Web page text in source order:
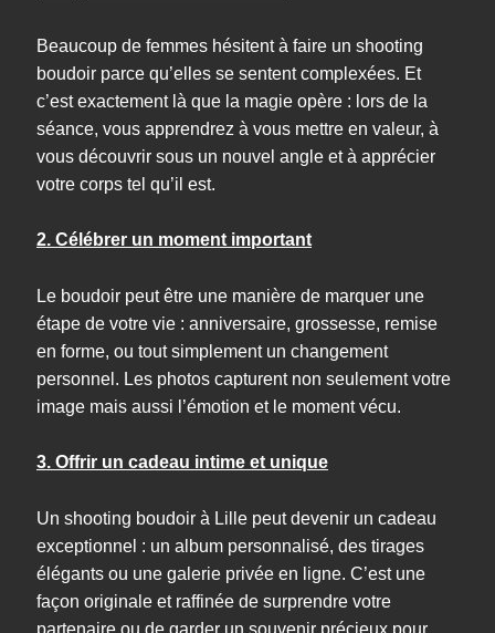
Beaucoup de femmes hésitent à faire un shooting
boudoir parce qu’elles se sentent complexées. Et
c’est exactement là que la magie opère : lors de la
séance, vous apprendrez à vous mettre en valeur, à
vous découvrir sous un nouvel angle et à apprécier
votre corps tel qu’il est.
2. Célébrer un moment important
Le boudoir peut être une manière de marquer une
étape de votre vie : anniversaire, grossesse, remise
en forme, ou tout simplement un changement
personnel. Les photos capturent non seulement votre
image mais aussi l’émotion et le moment vécu.
3. Offrir un cadeau intime et unique
Un shooting boudoir à Lille peut devenir un cadeau
exceptionnel : un album personnalisé, des tirages
élégants ou une galerie privée en ligne. C’est une
façon originale et raffinée de surprendre votre
partenaire ou de garder un souvenir précieux pour